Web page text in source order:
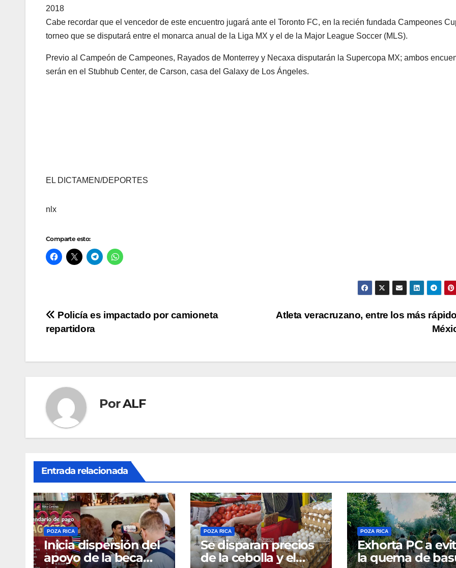
2018
Cabe recordar que el vencedor de este encuentro jugará ante el Toronto FC, en la recién fundada Campeones
torneo que se disputará entre el monarca anual de la Liga MX y el de la Major League Soccer (MLS).
Previo al Campeón de Campeones, Rayados de Monterrey y Necaxa disputarán la Supercopa MX; ambos
serán en el Stubhub Center, de Carson, casa del Galaxy de Los Ángeles.
EL DICTAMEN/DEPORTES
nlx
Comparte esto:
Navegación
de
entradas
Atleta veracruzano, entre los más
Policía es impactado por camioneta
repartidora
PorALF
Entrada relacionada
POZA RICA
Inicia dispersión del
apoyo de la beca
POZA RICA
Se disparan precios
de la cebolla y el
POZA RICA
Exhorta PC a
la quema de